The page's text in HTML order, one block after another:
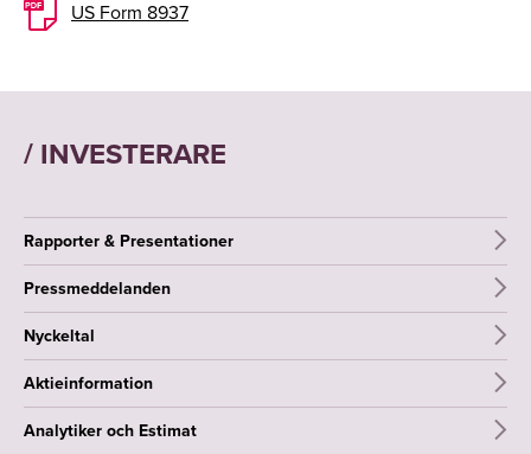
US Form 8937
/ INVESTERARE
Rapporter & Presentationer
Pressmeddelanden
Nyckeltal
Aktieinformation
Analytiker och Estimat